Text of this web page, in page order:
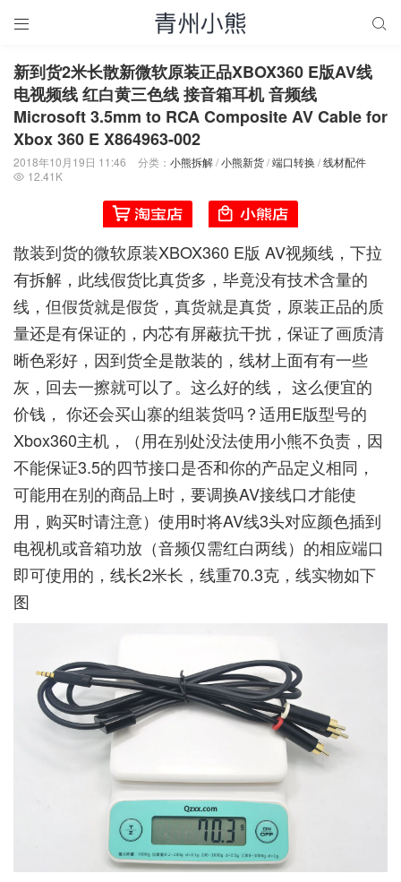
 
新到货2米长散新微软原装正品XBOX360 E版AV线
电视频线 红白黄三色线 接音箱耳机 音频线
Microsoft 3.5mm to RCA Composite AV Cable for
Xbox 360 E X864963-002
2018年10月19日 11:46 分类： 小熊拆解/小熊新货/端口转换 /线材配件
 12.41K
散装到货的微软原装XBOX360 E版 AV视频线，下拉
有拆解，此线假货比真货多，毕竟没有技术含量的
线，但假货就是假货，真货就是真货，原装正品的质
量还是有保证的，内芯有屏蔽抗干扰，保证了画质清
晰色彩好，因到货全是散装的，线材上面有有一些
灰，回去一擦就可以了。这么好的线， 这么便宜的
价钱， 你还会买山寨的组装货吗？适用E版型号的
Xbox360主机，（用在别处没法使用小熊不负责，因
不能保证3.5的四节接口是否和你的产品定义相同，
可能用在别的商品上时，要调换AV接线口才能使
用，购买时请注意）使用时将AV线3头对应颜色插到
电视机或音箱功放（音频仅需红白两线）的相应端口
即可使用的，线长2米长，线重70.3克，线实物如下
图